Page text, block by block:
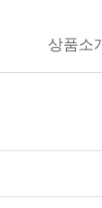
상품소